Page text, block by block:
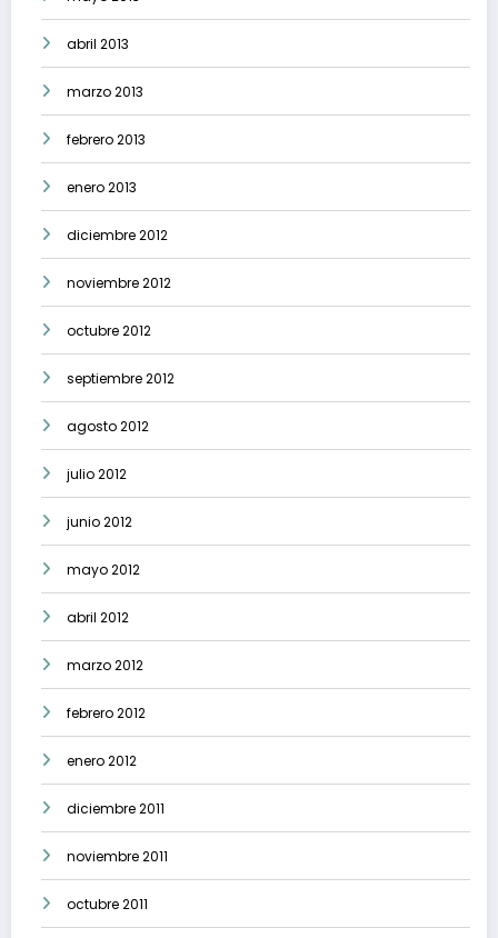
abril 2013
marzo 2013
febrero 2013
enero 2013
diciembre 2012
noviembre 2012
octubre 2012
septiembre 2012
agosto 2012
julio 2012
junio 2012
mayo 2012
abril 2012
marzo 2012
febrero 2012
enero 2012
diciembre 2011
noviembre 2011
octubre 2011